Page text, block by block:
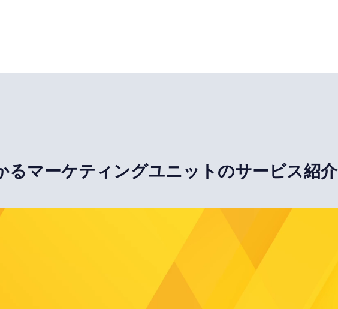
るマーケティングユニットのサービス紹介